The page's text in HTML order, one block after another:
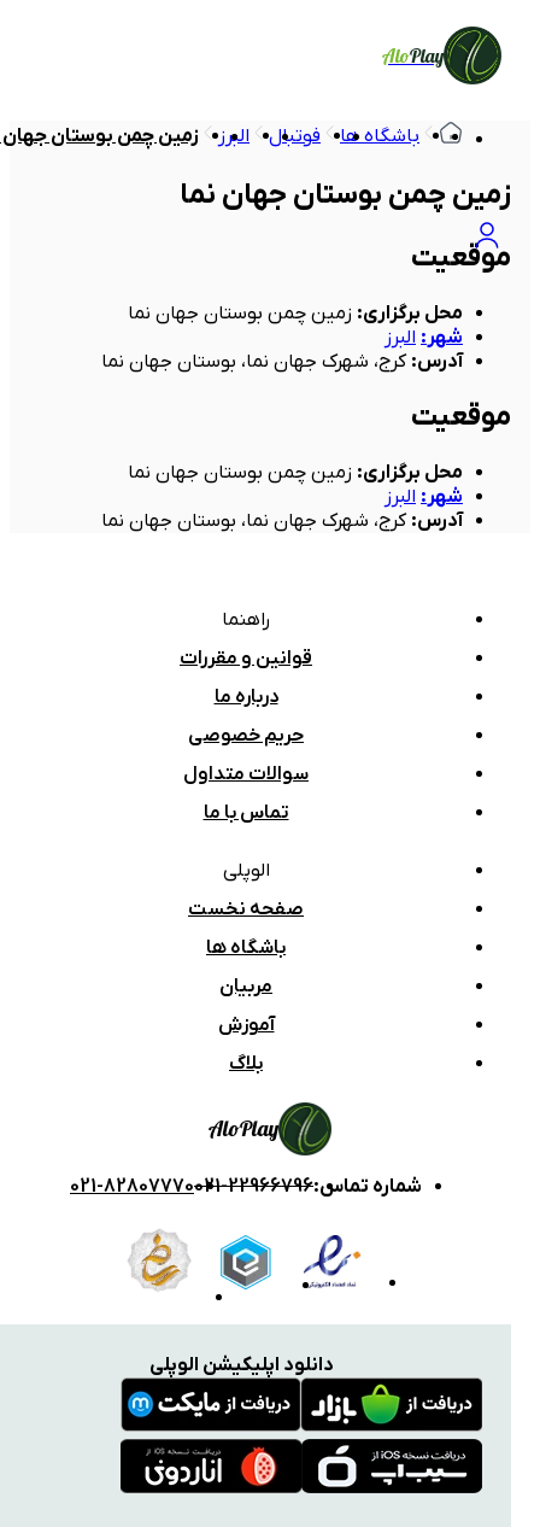
AloPlay
باشگاه ها فوتبال البرز زمین چمن بوستان جهان
زمین چمن بوستان جهان نما
موقعیت
محل برگزاری: زمین چمن بوستان جهان نما
شهر : البرز
آدرس: کرج، شهرک جهان نما، بوستان جهان نما
موقعیت
محل برگزاری: زمین چمن بوستان جهان نما
شهر : البرز
آدرس: کرج، شهرک جهان نما، بوستان جهان نما
راهنما
قوانین و مقررات
درباره ما
حریم خصوصی
سوالات متداول
تماس با ما
الوپلی
صفحه نخست
باشگاه ها
مربیان
آموزش
بلاگ
AloPlay
شماره تماس:
021-22966796
021-82807770
دانلود اپلیکیشن الوپلی